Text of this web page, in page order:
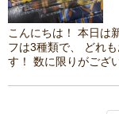
こんにちは！ 本日は
フは3種類で、 どれ
す！ 数に限りがござい